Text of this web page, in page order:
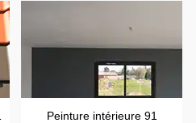
Peinture intérieure 91